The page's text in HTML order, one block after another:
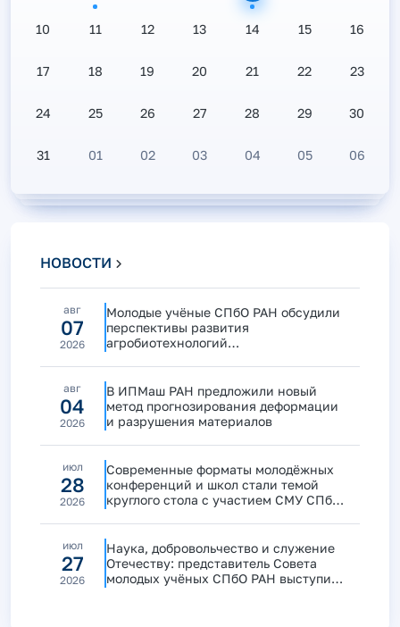
10 11 12 13 14 15 16
17 18 19 20 21 22 23
24 25 26 27 28 29 30
31 01 02 03 04 05 06
НОВОСТИ
авг
07
2026
Молодые учёные СПбО РАН обсудили
перспективы развития
агробиотехнологий
авг
04
2026
В ИПМаш РАН предложили новый
метод прогнозирования деформации
и разрушения материалов
июл
28
2026
Современные форматы молодёжных
конференций и школ стали темой
круглого стола с участием СМУ СПбО
июл
27
2026
Наука, добровольчество и служение
Отечеству: представитель Совета
молодых учёных СПбО РАН выступила